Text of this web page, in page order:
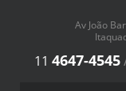
Av João
11 4647-4545